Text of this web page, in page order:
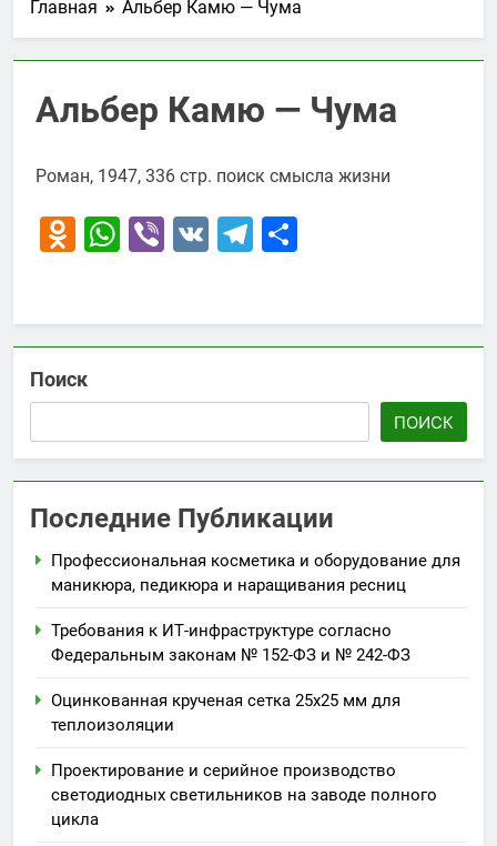
Главная Альбер Камю — Чума
Альбер Камю — Чума
Роман, 1947, 336 стр. поиск смысла жизни
Odnoklassniki
WhatsApp
Viber
VK Telegram
Поиск
ПОИСК
Последние Публикации
Профессиональная косметика и оборудование для
маникюра, педикюра и наращивания ресниц
Требования к ИТ-инфраструктуре согласно
Федеральным законам № 152-ФЗ и № 242-ФЗ
Оцинкованная крученая сетка 25х25 мм для
теплоизоляции
Проектирование и серийное производство
светодиодных светильников на заводе полного
цикла